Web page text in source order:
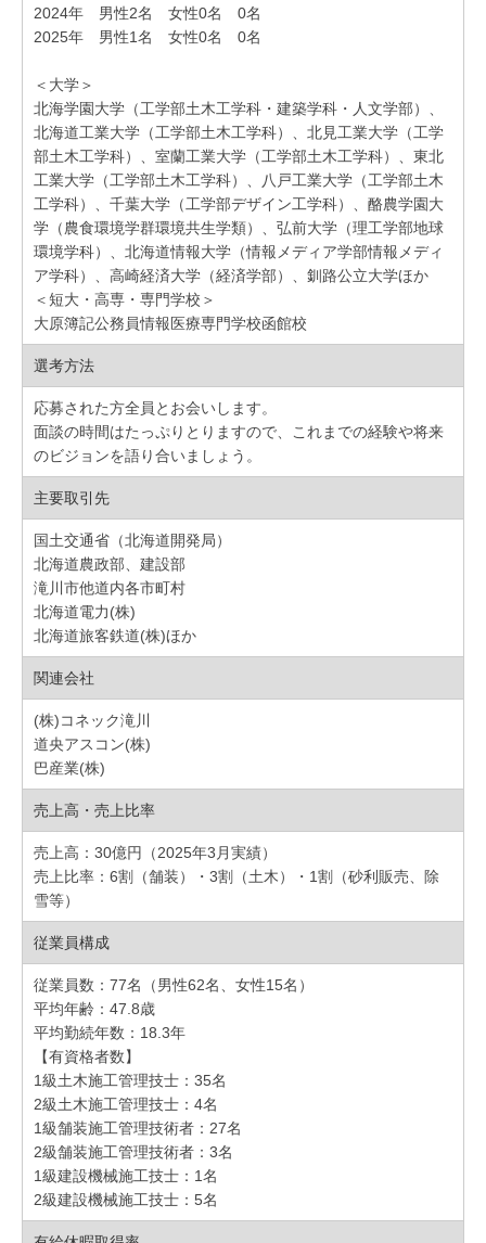
2024年 男性2名 女性0名 0名
2025年 男性1名 女性0名 0名
＜大学＞
北海学園大学（工学部土木工学科・建築学科・人文学部）、
北海道工業大学（工学部土木工学科）、北見工業大学（工学
部土木工学科）、室蘭工業大学（工学部土木工学科）、東北
工業大学（工学部土木工学科）、八戸工業大学（工学部土木
工学科）、千葉大学（工学部デザイン工学科）、酪農学園大
学（農食環境学群環境共生学類）、弘前大学（理工学部地球
環境学科）、北海道情報大学（情報メディア学部情報メディ
ア学科）、高崎経済大学（経済学部）、釧路公立大学ほか
＜短大・高専・専門学校＞
大原簿記公務員情報医療専門学校函館校
選考方法
応募された方全員とお会いします。
面談の時間はたっぷりとりますので、これまでの経験や将来
のビジョンを語り合いましょう。
主要取引先
国土交通省（北海道開発局）
北海道農政部、建設部
滝川市他道内各市町村
北海道電力(株)
北海道旅客鉄道(株)ほか
関連会社
(株)コネック滝川
道央アスコン(株)
巴産業(株)
売上高・売上比率
売上高：30億円（2025年3月実績）
売上比率：6割（舗装）・3割（土木）・1割（砂利販売、除
雪等）
従業員構成
従業員数：77名（男性62名、女性15名）
平均年齢：47.8歳
平均勤続年数：18.3年
【有資格者数】
1級土木施工管理技士：35名
2級土木施工管理技士：4名
1級舗装施工管理技術者：27名
2級舗装施工管理技術者：3名
1級建設機械施工技士：1名
2級建設機械施工技士：5名